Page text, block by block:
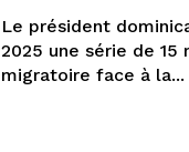
Le président
2025 une série de
migratoire face à la...